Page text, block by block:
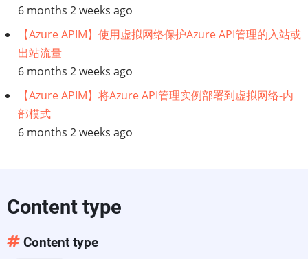
智
能
框
架:
第
部
分
6 months 2 weeks ago
【Azure APIM】使用虚拟网络保护Azure API管理的入站或
出站流量
6 months 2 weeks ago
【Azure APIM】将Azure API管理实例部署到虚拟网络-内
部模式
6 months 2 weeks ago
Content type
Content type